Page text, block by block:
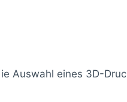
Auswahl eines 3D-